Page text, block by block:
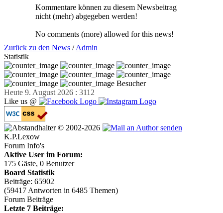
Kommentare können zu diesem Newsbeitrag
nicht (mehr) abgegeben werden!
No comments (more) allowed for this news!
Zurück zu den News /Admin
Statistik
Besucher
Heute 9. August 2026 : 3112
Like us @
© 2002-2026
K.P.Lexow
Forum Info's
Aktive User im Forum:
175 Gäste, 0 Benutzer
Board Statistik
Beiträge: 65902
(59417 Antworten in 6485 Themen)
Forum Beiträge
Letzte 7 Beiträge: